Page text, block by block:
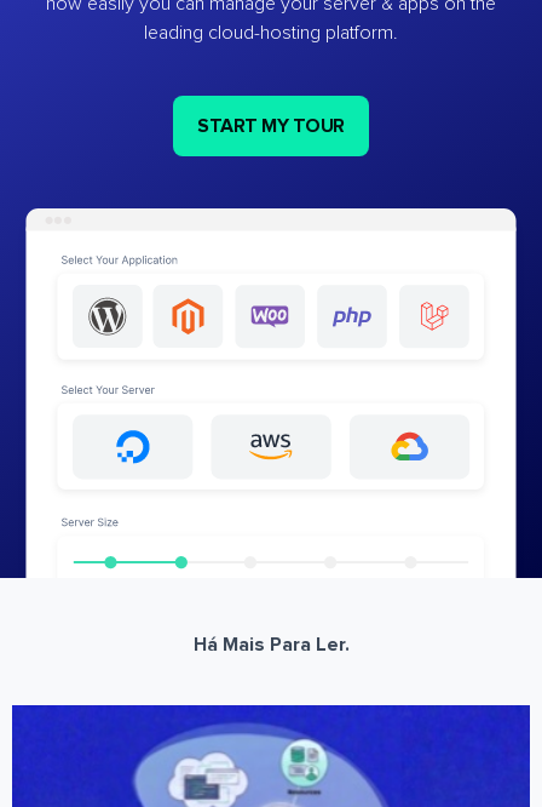
leading cloud-hosting platform.
START MY TOUR
Há Mais Para Ler.